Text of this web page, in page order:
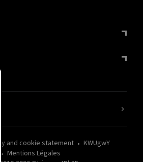
and cookie statement
KWUgwY
Mentions Légales